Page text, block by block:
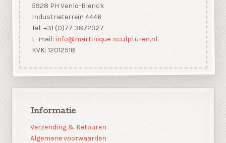
5928 PH Venlo-Blerick
Industrieterrein 4446
Tel: +31 (0)77 3872327
E-mail: info@martinique-sculpturen.nl
KVK: 12012518
Informatie
Verzending & Retouren
Algemene voorwaarden